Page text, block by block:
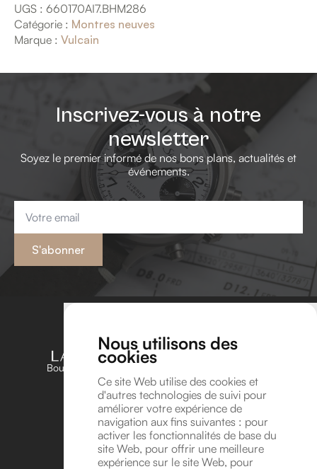
Nous utilisons des
cookies
Ce site Web utilise des cookies et
d'autres technologies de suivi pour
améliorer votre expérience de
navigation aux fins suivantes : pour
activer les fonctionnalités de base du
site Web, pour offrir une meilleure
expérience sur le site Web, pour
UGS : 660170AI7.BHM286
Catégorie : Montres neuves
Marque : Vulcain
Inscrivez-vous à notre
newsletter
Soyez le premier informé de nos bons plans, actualités et
événements.
S'abonner
Boutique unique dédiée aux amateurs et passionnés
d’horlogerie en Belgique
Suivez-nous sur Instagram !
Suivez-nous sur YouTube !
Coordonnées
Avenue Léonard de Vinci 8A, 1300 Wavre